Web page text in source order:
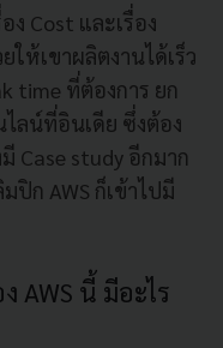
Cost และเรื่อง
ให้เขาผลิตงานได้เร็ว
time ที่ต้องการ ยก
ลน์ที่อินเดีย ซึ่งต้อง
Case study อีกมาก
ปิก AWS ก็เข้าไปมี
AWS นี้ มีอะไร